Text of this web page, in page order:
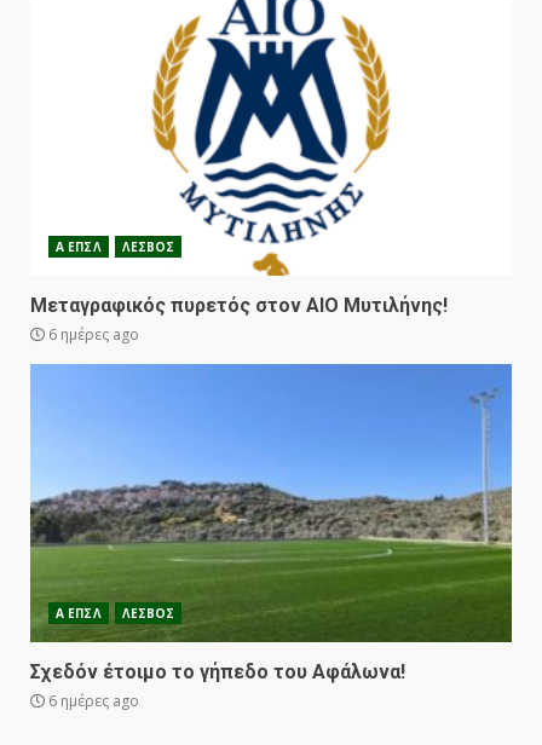
Α ΕΠΣΛ ΛΕΣΒΟΣ
Μεταγραφικός πυρετός στον ΑΙΟ Μυτιλήνης!
6 ημέρες ago
Α ΕΠΣΛ ΛΕΣΒΟΣ
Σχεδόν έτοιμο το γήπεδο του Αφάλωνα!
6 ημέρες ago